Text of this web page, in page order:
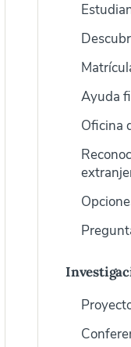
Ayuda
Oficina